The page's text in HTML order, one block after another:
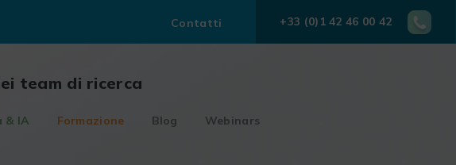
Contatti +33 (0)1 42 46 00 42
team di ricerca
& IA Formazione Blog Webinars